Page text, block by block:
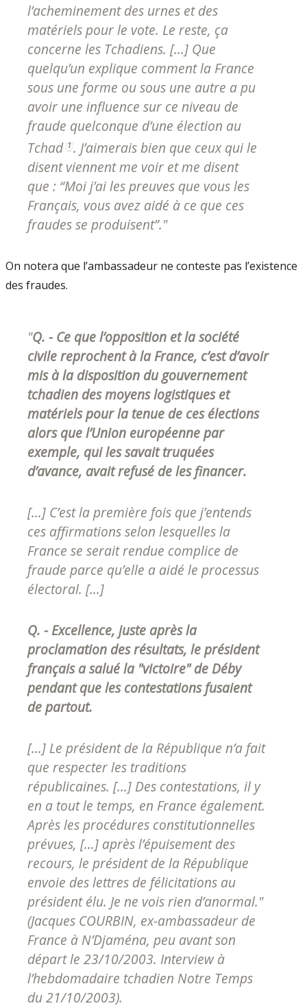
l’acheminement des urnes et des
matériels pour le vote. Le reste, ça
concerne les Tchadiens. [...] Que
quelqu’un explique comment la France
sous une forme ou sous une autre a pu
avoir une influence sur ce niveau de
fraude quelconque d’une élection au
Tchad[1]. J’aimerais bien que ceux qui le
disent viennent me voir et me disent
que : “Moi j’ai les preuves que vous les
Français, vous avez aidé à ce que ces
fraudes se produisent”."
On notera que l’ambassadeur ne conteste pas l’existence
des fraudes.
"Q. - Ce que l’opposition et la société
civile reprochent à la France, c’est d’avoir
mis à la disposition du gouvernement
tchadien des moyens logistiques et
matériels pour la tenue de ces élections
alors que l’Union européenne par
exemple, qui les savait truquées
d’avance, avait refusé de les financer.
[...] C’est la première fois que j’entends
ces affirmations selon lesquelles la
France se serait rendue complice de
fraude parce qu’elle a aidé le processus
électoral. [...]
Q. - Excellence, juste après la
proclamation des résultats, le président
français a salué la "victoire" de Déby
pendant que les contestations fusaient
de partout.
[...] Le président de la République n’a fait
que respecter les traditions
républicaines. [...] Des contestations, il y
en a tout le temps, en France également.
Après les procédures constitutionnelles
prévues, [...] après l’épuisement des
recours, le président de la République
envoie des lettres de félicitations au
président élu. Je ne vois rien d’anormal."
(Jacques COURBIN, ex-ambassadeur de
France à N’Djaména, peu avant son
départ le 23/10/2003. Interview à
l’hebdomadaire tchadien Notre Temps
du 21/10/2003).